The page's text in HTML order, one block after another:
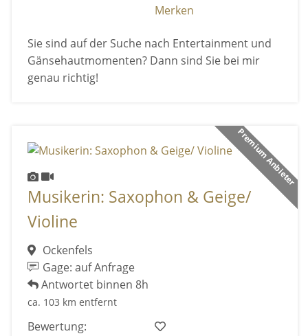
Merken
Sie sind auf der Suche nach Entertainment und
Gänsehautmomenten? Dann sind Sie bei mir
genau richtig!
Premium Anbieter
Musikerin: Saxophon & Geige/
Violine
Ockenfels
Gage: auf Anfrage
Antwortet binnen 8h
ca. 103 km entfernt
Bewertung: